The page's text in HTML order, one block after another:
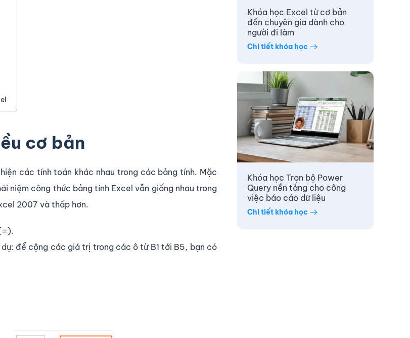
cơ bản
các tính toán khác nhau trong các bảng tính. Mặc
niệm công thức bảng tính Excel vẫn giống nhau trong
2007 và thấp hơn.
để cộng các giá trị trong các ô từ B1 tới B5, bạn có
Khóa học Excel từ cơ bản
đến chuyên gia dành cho
người đi làm
Chi tiết khóa học
Khóa học Trọn bộ Power
Query nền tảng cho công
việc báo cáo dữ liệu
Chi tiết khóa học